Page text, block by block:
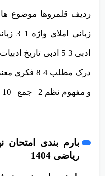
و مفهوم نظم 2 جمع 10
بارم بندی
ریاضی 1404